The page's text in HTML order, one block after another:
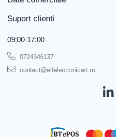
Suport clienti
09:00-17:00
0724346137
contact@elfelectronicart.ro